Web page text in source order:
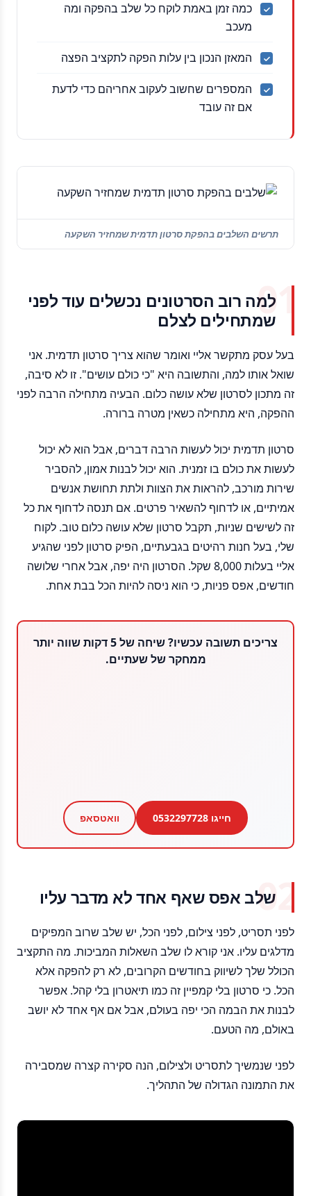
כמה זמן באמת לוקח כל שלב בהפקה ומה
מעכב
המאזן הנכון בין עלות הפקה לתקציב הפצה
המספרים שחשוב לעקוב אחריהם כדי לדעת
אם זה עובד
תרשים השלבים בהפקת סרטון תדמית שמחזיר השקעה
למה רוב הסרטונים נכשלים עוד לפני
שמתחילים לצלם
בעל עסק מתקשר אליי ואומר שהוא צריך סרטון תדמית. אני
שואל אותו למה, והתשובה היא "כי כולם עושים". זו לא סיבה,
זה מתכון לסרטון שלא עושה כלום. הבעיה מתחילה הרבה לפני
ההפקה, היא מתחילה כשאין מטרה ברורה.
סרטון תדמית יכול לעשות הרבה דברים, אבל הוא לא יכול
לעשות את כולם בו זמנית. הוא יכול לבנות אמון, להסביר
שירות מורכב, להראות את הצוות ולתת תחושת אנשים
אמיתיים, או לדחוף להשאיר פרטים. אם תנסה לדחוף את כל
זה לשישים שניות, תקבל סרטון שלא עושה כלום טוב. לקוח
שלי, בעל חנות רהיטים בגבעתיים, הפיק סרטון לפני שהגיע
אליי בעלות 8,000 שקל. הסרטון היה יפה, אבל אחרי שלושה
חודשים, אפס פניות, כי הוא ניסה להיות הכל בבת אחת.
צריכים תשובה עכשיו? שיחה של 5 דקות שווה יותר
ממחקר של שעתיים.
חייגו 0532297728 וואטסאפ
שלב אפס שאף אחד לא מדבר עליו
לפני תסריט, לפני צילום, לפני הכל, יש שלב שרוב המפיקים
מדלגים עליו. אני קורא לו שלב השאלות המביכות. מה התקציב
הכולל שלך לשיווק בחודשים הקרובים, לא רק להפקה אלא
הכל. כי סרטון בלי קמפיין זה כמו תיאטרון בלי קהל. אפשר
לבנות את הבמה הכי יפה בעולם, אבל אם אף אחד לא יושב
באולם, מה הטעם.
לפני שנמשיך לתסריט ולצילום, הנה סקירה קצרה שמסבירה
את התמונה הגדולה של התהליך.